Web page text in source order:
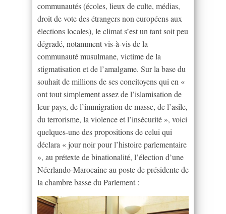
communautés (écoles, lieux de culte, médias,
droit de vote des étrangers non européens aux
élections locales), le climat s’est un tant soit peu
dégradé, notamment vis-à-vis de la
communauté musulmane, victime de la
stigmatisation et de l’amalgame. Sur la base du
souhait de millions de ses concitoyens qui en «
ont tout simplement assez de l’islamisation de
leur pays, de l’immigration de masse, de l’asile,
du terrorisme, la violence et l’insécurité », voici
quelques-une des propositions de celui qui
déclara « jour noir pour l’histoire parlementaire
», au prétexte de binationalité, l’élection d’une
Néerlando-Marocaine au poste de présidente de
la chambre basse du Parlement :